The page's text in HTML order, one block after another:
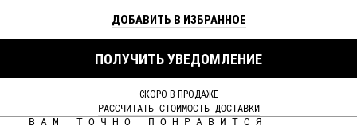
ДОБАВИТЬ В ИЗБРАННОЕ
ПОЛУЧИТЬ УВЕДОМЛЕНИЕ
СКОРО В ПРОДАЖЕ
РАССЧИТАТЬ СТОИМОСТЬ ДОСТАВКИ
ВАМ ТОЧНО ПОНРАВИТСЯ